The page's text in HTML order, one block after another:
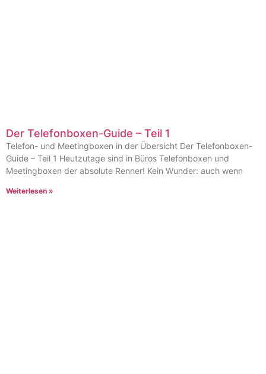
Der Telefonboxen-Guide – Teil 1
Telefon- und Meetingboxen in der Übersicht Der Telefonboxen-
Guide – Teil 1 Heutzutage sind in Büros Telefonboxen und
Meetingboxen der absolute Renner! Kein Wunder: auch wenn
Weiterlesen »